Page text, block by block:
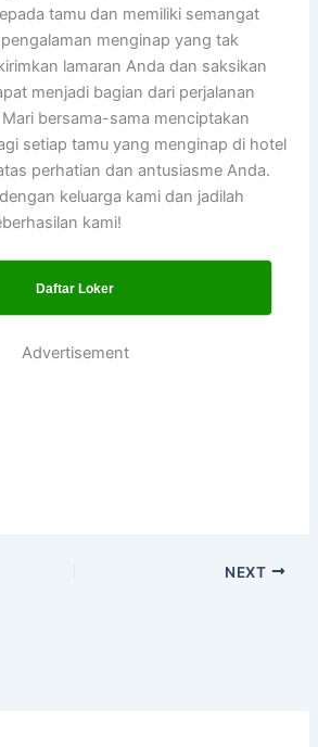
tamu dan memiliki semangat
menginap yang tak
lamaran Anda dan saksikan
menjadi bagian dari perjalanan
bersama-sama menciptakan
setiap tamu yang menginap di hotel
perhatian dan antusiasme Anda.
keluarga kami dan jadilah
kami!
Daftar Loker
Advertisement
NEXT